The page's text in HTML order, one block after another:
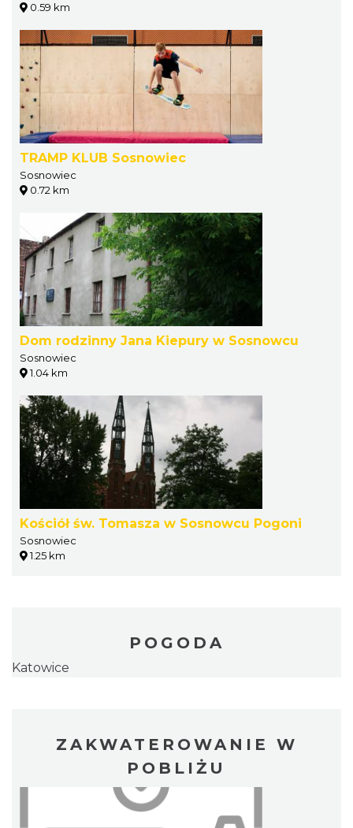
0.59 km
TRAMP KLUB Sosnowiec
Sosnowiec
0.72 km
Dom rodzinny Jana Kiepury w Sosnowcu
Sosnowiec
1.04 km
Kościół św. Tomasza w Sosnowcu Pogoni
Sosnowiec
1.25 km
POGODA
Katowice
ZAKWATEROWANIE W
POBLIŻU